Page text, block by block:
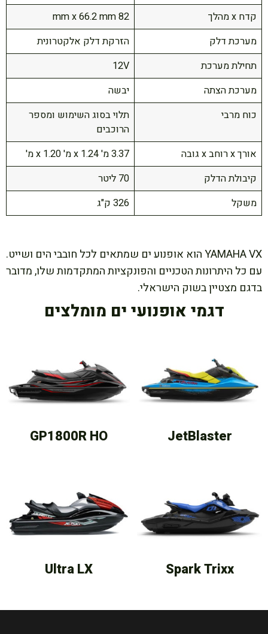
קדח x מהלך
82 mm x 66.2 mm
מערכת דלק
הזרקת דלק אלקטרונית
תחילת מערכת
12V
מערכת הצתה
יבשה
כוח מרבי
תלוי בסוג השימוש ומספר
הרוכבים
אורך x רוחב x גובה
3.37 מ' x 1.24 מ' x 1.20 מ'
קיבולת הדלק
70 ליטר
משקל
326 ק"ג
YAMAHA VX הוא אופנוע ים שמתאים לכל חובבי הים ושייט.
עם כל היתרונות הטכניים והפונקציות המתקדמות שלו, מדובר
בדגם מצטיין בשוק הישראלי.
דגמי אופנועי ים מומלצים
JetBlaster
GP1800R HO
Spark Trixx
Ultra LX